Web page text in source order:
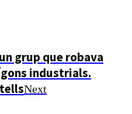
grup que robava
industrials.
Next